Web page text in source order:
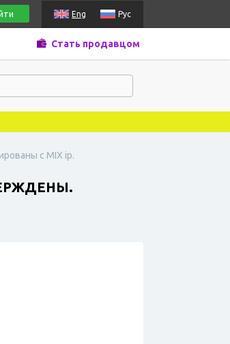
Eng Рус
Стать продавцом
с MIX ip.